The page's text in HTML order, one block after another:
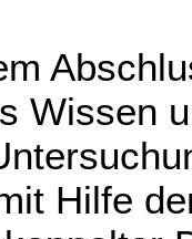
Wissen
Hilfe